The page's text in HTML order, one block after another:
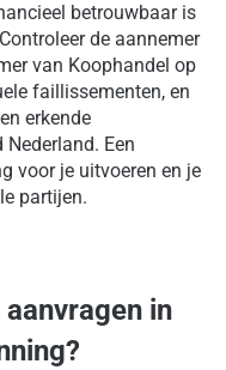
betrouwbaar is
de aannemer
van Koophandel op
faillissementen, en
erkende
Een
voor je uitvoeren en je
partijen.
in